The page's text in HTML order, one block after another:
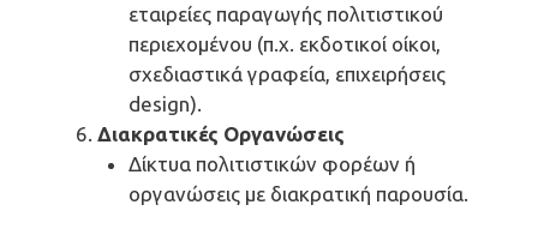
εταιρείες παραγωγής πολιτιστικού
περιεχομένου (π.χ. εκδοτικοί οίκοι,
σχεδιαστικά γραφεία, επιχειρήσεις
design).
Διακρατικές Οργανώσεις
Δίκτυα πολιτιστικών φορέων ή
οργανώσεις με διακρατική παρουσία.